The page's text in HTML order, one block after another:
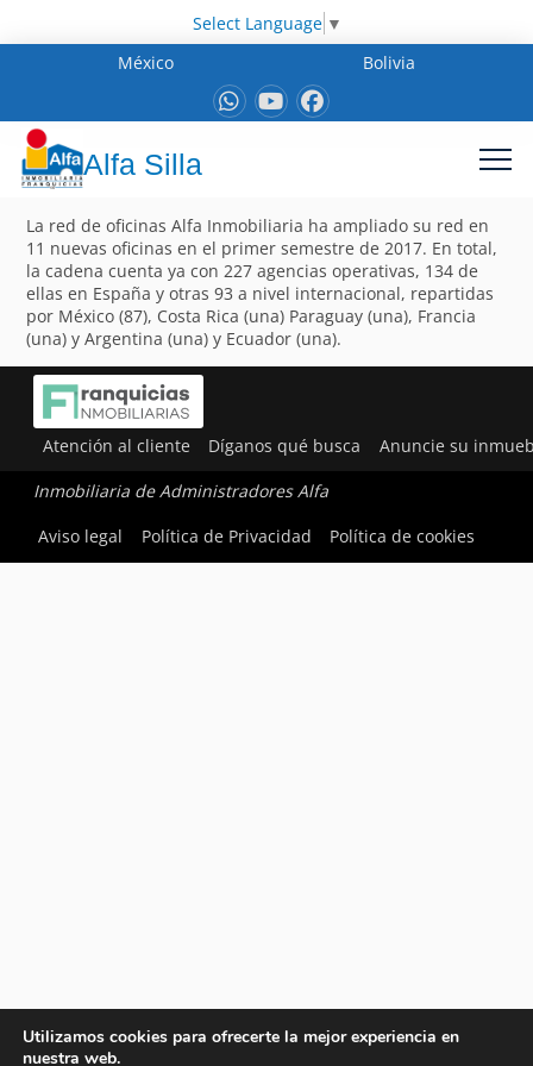
Select Language ▼
México
Bolivia
Alfa Silla
La red de oficinas Alfa Inmobiliaria ha ampliado su red en
11 nuevas oficinas en el primer semestre de 2017. En total,
la cadena cuenta ya con 227 agencias operativas, 134 de
ellas en España y otras 93 a nivel internacional, repartidas
por México (87), Costa Rica (una) Paraguay (una), Francia
(una) y Argentina (una) y Ecuador (una).
Atención al cliente Díganos qué busca Anuncie su
Inmobiliaria de Administradores Alfa
Aviso legal
Política de Privacidad Política de cookies
Utilizamos cookies para ofrecerte la mejor experiencia en
nuestra web.